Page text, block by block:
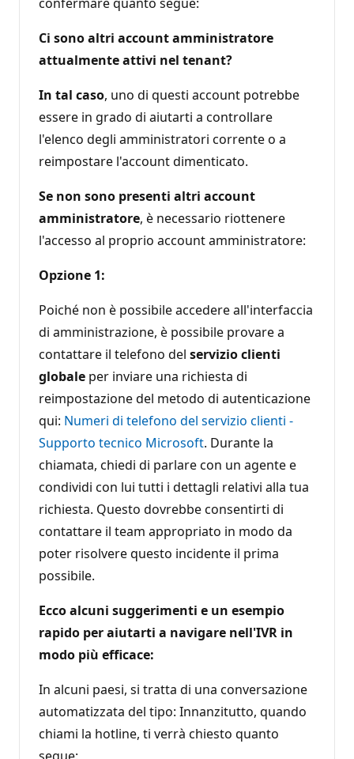
Ci sono altri account amministratore
attualmente attivi nel tenant?
In tal caso, uno di questi account potrebbe
essere in grado di aiutarti a controllare
l'elenco degli amministratori corrente o a
reimpostare l'account dimenticato.
Se non sono presenti altri account
amministratore, è necessario riottenere
l'accesso al proprio account amministratore:
Opzione 1:
Poiché non è possibile accedere all'interfaccia
di amministrazione, è possibile provare a
contattare il telefono del servizio clienti
globale per inviare una richiesta di
reimpostazione del metodo di autenticazione
qui: Numeri di telefono del servizio clienti -
Supporto tecnico Microsoft. Durante la
chiamata, chiedi di parlare con un agente e
condividi con lui tutti i dettagli relativi alla tua
richiesta. Questo dovrebbe consentirti di
contattare il team appropriato in modo da
poter risolvere questo incidente il prima
possibile.
Ecco alcuni suggerimenti e un esempio
rapido per aiutarti a navigare nell'IVR in
modo più efficace:
In alcuni paesi, si tratta di una conversazione
automatizzata del tipo: Innanzitutto, quando
chiami la hotline, ti verrà chiesto quanto
segue: